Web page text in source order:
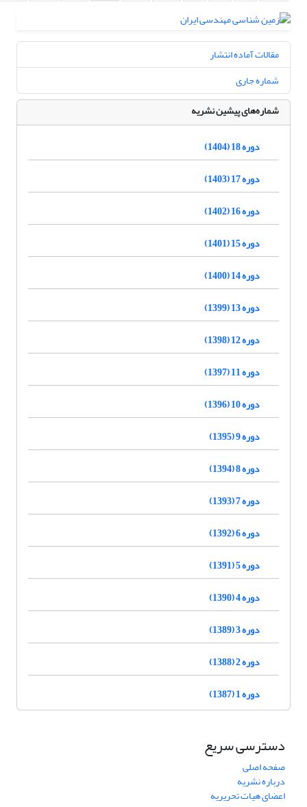
مقالات آماده انتشار
شماره جاری
شماره‌های پیشین نشریه
دوره 18 (1404)
دوره 17 (1403)
دوره 16 (1402)
دوره 15 (1401)
دوره 14 (1400)
دوره 13 (1399)
دوره 12 (1398)
دوره 11 (1397)
دوره 10 (1396)
دوره 9 (1395)
دوره 8 (1394)
دوره 7 (1393)
دوره 6 (1392)
دوره 5 (1391)
دوره 4 (1390)
دوره 3 (1389)
دوره 2 (1388)
دوره 1 (1387)
دسترسی سریع
صفحه اصلی
درباره نشریه
اعضای هیات تحریریه